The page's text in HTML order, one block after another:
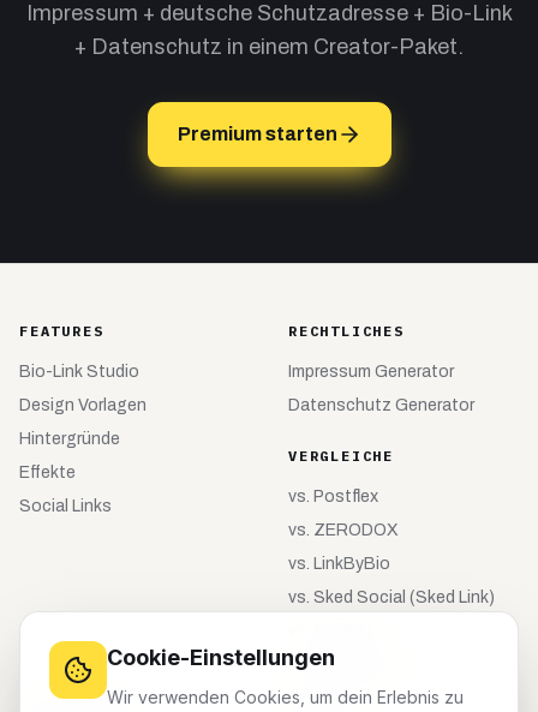
Impressum + deutsche Schutzadresse + Bio-Link
+ Datenschutz in einem Creator-Paket.
Premium starten
FEATURES
Bio-Link Studio
Design Vorlagen
Hintergründe
Effekte
Social Links
RECHTLICHES
Impressum Generator
Datenschutz Generator
VERGLEICHE
vs. Postflex
vs. ZERODOX
vs. LinkByBio
vs. Sked Social (Sked Link)
vs.meinebio.site
Cookie-Einstellungen
Wir verwenden Cookies, um dein Erlebnis zu